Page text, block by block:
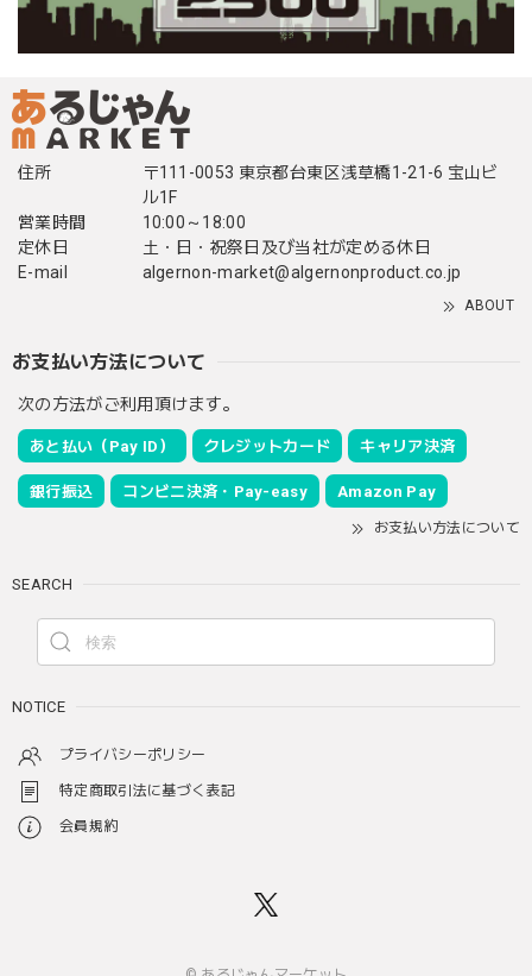
住所
〒111-0053 東京都台東区浅草橋1-21-6 宝山ビ
ル1F
営業時間
10:00～18:00
定休日
土・日・祝祭日及び当社が定める休日
E-mail
algernon-market@algernonproduct.co.jp
ABOUT
お支払い方法について
次の方法がご利用頂けます。
あと払い（Pay ID） クレジットカード キャリア決済
銀行振込 コンビニ決済・Pay-easy Amazon Pay
お支払い方法について
SEARCH
NOTICE
プライバシーポリシー
特定商取引法に基づく表記
会員規約